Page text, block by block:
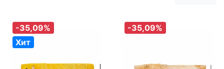
-35,09%
Хит
-35,09%